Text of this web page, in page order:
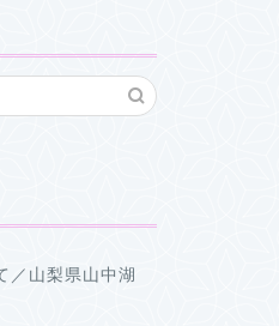
／山梨県山中湖